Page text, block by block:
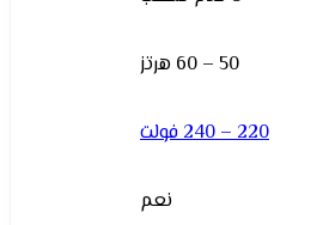
50 – 60 هرتز
220 – 240 فولت
نعم